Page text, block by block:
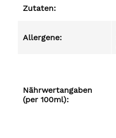
Zutaten:
Allergene:
Nährwertangaben
(per 100ml):